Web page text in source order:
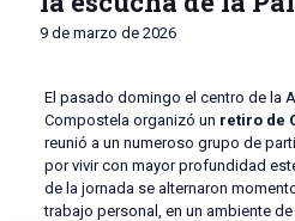
9 de marzo de 2026
El pasado domingo el centro de la
Compostela organizó un retiro de
reunió a un numeroso grupo de
por vivir con mayor profundidad
de la jornada se alternaron
trabajo personal, en un ambiente